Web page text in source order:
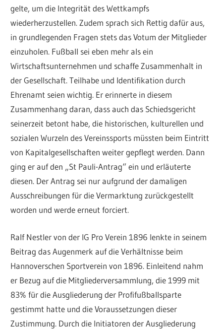
gelte, um die Integrität des Wettkampfs
wiederherzustellen. Zudem sprach sich Rettig dafür aus,
in grundlegenden Fragen stets das Votum der Mitglieder
einzuholen. Fußball sei eben mehr als ein
Wirtschaftsunternehmen und schaffe Zusammenhalt in
der Gesellschaft. Teilhabe und Identifikation durch
Ehrenamt seien wichtig. Er erinnerte in diesem
Zusammenhang daran, dass auch das Schiedsgericht
seinerzeit betont habe, die historischen, kulturellen und
sozialen Wurzeln des Vereinssports müssten beim Eintritt
von Kapitalgesellschaften weiter gepflegt werden. Dann
ging er auf den „St Pauli-Antrag“ ein und erläuterte
diesen. Der Antrag sei nur aufgrund der damaligen
Ausschreibungen für die Vermarktung zurückgestellt
worden und werde erneut forciert.
Ralf Nestler von der IG Pro Verein 1896 lenkte in seinem
Beitrag das Augenmerk auf die Verhältnisse beim
Hannoverschen Sportverein von 1896. Einleitend nahm
er Bezug auf die Mitgliederversammlung, die 1999 mit
83% für die Ausgliederung der Profifußballsparte
gestimmt hatte und die Voraussetzungen dieser
Zustimmung. Durch die Initiatoren der Ausgliederung